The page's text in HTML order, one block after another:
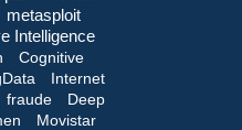
metasploit
Intelligence
Cognitive
Internet
fraude
Deep
Movistar